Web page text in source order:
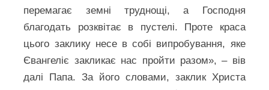
перемагає земні труднощі, а Господня
благодать розквітає в пустелі. Проте краса
цього заклику несе в собі випробування, яке
Євангеліє закликає нас пройти разом», – вів
далі Папа. За його словами, заклик Христа